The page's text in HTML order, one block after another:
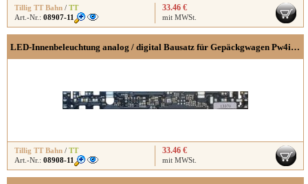
Tillig TT Bahn / TT
Art.-Nr.: 08907-11
33.46 €
mit MWSt.
LED-Innenbeleuchtung analog / digital Bausatz für Gepäckgwagen Pw4i-37
Tillig TT Bahn / TT
Art.-Nr.: 08908-11
33.46 €
mit MWSt.